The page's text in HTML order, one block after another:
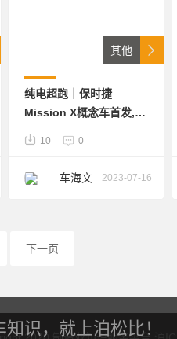
其他
纯电超跑｜保时捷
Mission X概念车首发,
10 0
车海文 2023-07-16
下一页
识，就上泊松比！